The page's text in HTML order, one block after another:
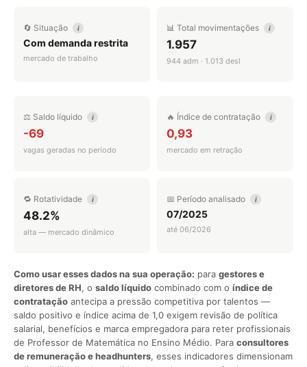
🔄 Situação i
Com demanda restrita
mercado de trabalho
📊 Total movimentações i
1.957
944 adm · 1.013 desl
⚖️ Saldo líquido i
-69
vagas geradas no período
🔥 Índice de contratação i
0,93
mercado em retração
🔁 Rotatividade i
48.2%
alta — mercado dinâmico
📅 Período analisado i
07/2025
até 06/2026
Como usar esses dados na sua operação: para gestores e
diretores de RH, o saldo líquido combinado com o índice de
contratação antecipa a pressão competitiva por talentos —
saldo positivo e índice acima de 1,0 exigem revisão de política
salarial, benefícios e marca empregadora para reter profissionais
de Professor de Matemática no Ensino Médio. Para consultores
de remuneração e headhunters, esses indicadores dimensionam